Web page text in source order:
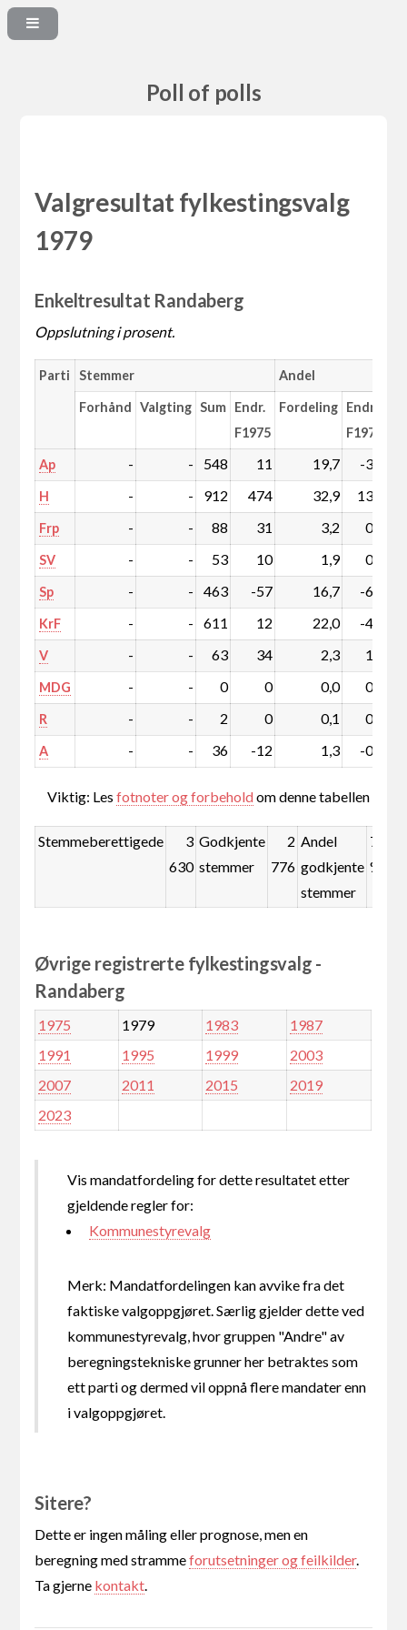
Poll of polls
Valgresultat fylkestingsvalg
1979
Enkeltresultat Randaberg
Oppslutning i prosent.
Parti Stemmer Andel
Forhånd Valgting Sum Endr.
F1975
Fordeling Endr.
F1975
Ap - - 548 11 19,7 -3,9
H - - 912 474 32,9 13,6
Frp - - 88 31 3,2 0,7
SV - - 53 10 1,9 0,0
Sp - - 463 -57 16,7 -6,2
KrF - - 611 12 22,0 -4,3
V - - 63 34 2,3 1,0
MDG - - 0 0 0,0 0,0
R - - 2 0 0,1 0,0
A - - 36 -12 1,3 -0,8
Viktig: Lesfotnoter og forbeholdom denne tabellen
Stemmeberettigede
3
630
Godkjente
stemmer
2
776
Andel
godkjente
stemmer
76,5
%
Øvrige registrerte fylkestingsvalg -
Randaberg
1975 1979 1983
1987
1991
1995 1999
2003
2007
2011 2015
2019
2023
Vis mandatfordeling for dette resultatet etter
gjeldende regler for:
Kommunestyrevalg
Merk: Mandatfordelingen kan avvike fra det
faktiske valgoppgjøret. Særlig gjelder dette ved
kommunestyrevalg, hvor gruppen "Andre" av
beregningstekniske grunner her betraktes som
ett parti og dermed vil oppnå flere mandater enn
i valgoppgjøret.
Sitere?
Dette er ingen måling eller prognose, men en
beregning med strammeforutsetninger og feilkilder.
Ta gjerne kontakt.